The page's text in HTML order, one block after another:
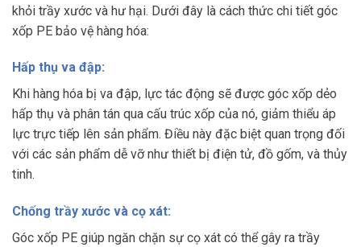
khỏi trầy xước và hư hại. Dưới đây là cách thức chi tiết góc
xốp PE bảo vệ hàng hóa:
Hấp thụ va đập:
Khi hàng hóa bị va đập, lực tác động sẽ được góc xốp dẻo
hấp thụ và phân tán qua cấu trúc xốp của nó, giảm thiểu áp
lực trực tiếp lên sản phẩm. Điều này đặc biệt quan trọng đối
với các sản phẩm dễ vỡ như thiết bị điện tử, đồ gốm, và thủy
tinh.
Chống trầy xước và cọ xát:
Góc xốp PE giúp ngăn chặn sự cọ xát có thể gây ra trầy